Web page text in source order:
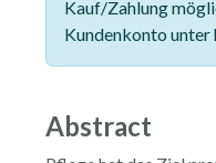
Kauf/Zahlung
Kundenkonto
Abstract